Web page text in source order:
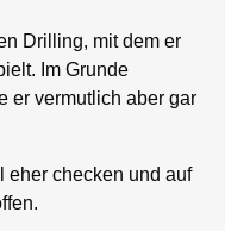
Drilling, mit dem er
Im Grunde
er vermutlich aber gar
eher checken und auf